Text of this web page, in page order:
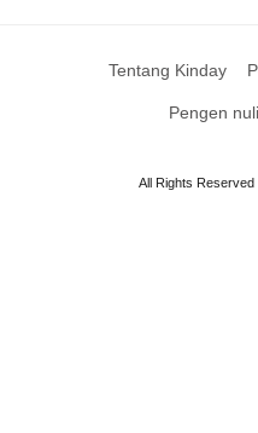
Tentang Kinday
Pengen
All Rights Reserved